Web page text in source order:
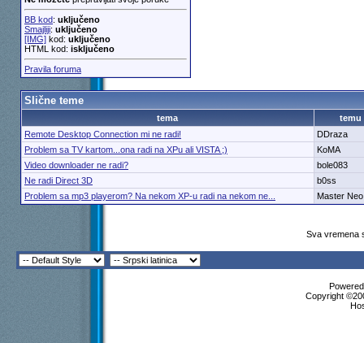
BB kod: uključeno
Smajliji: uključeno
[IMG]kod: uključeno
HTML kod: isključeno
Pravila foruma
Slične teme
tema
temu
Remote Desktop Connection mi ne radi!
DDraza
Problem sa TV kartom...ona radi na XPu ali VISTA ;)
KoMA
Video downloader ne radi?
bole083
Ne radi Direct 3D
b0ss
Problem sa mp3 playerom? Na nekom XP-u radi na nekom ne...
Master Neo
Sva vremena
Copyright